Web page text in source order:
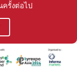
ครั้งต่อไป